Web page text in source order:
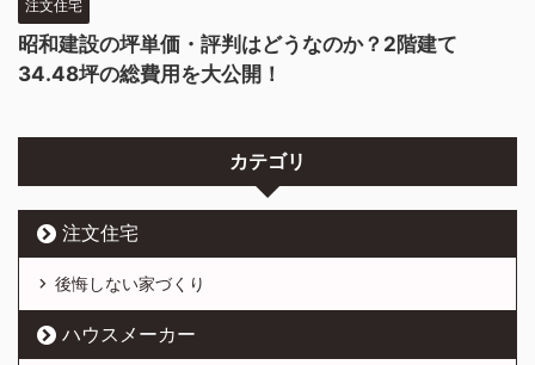
注文住宅
昭和建設の坪単価・評判はどうなのか？2階建て
34.48坪の総費用を大公開！
カテゴリ
注文住宅
後悔しない家づくり
ハウスメーカー